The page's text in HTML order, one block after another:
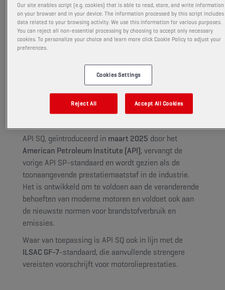
de toon door twee van zijn premium
motoroliën in licentie te geven:OEM
SPECIFIC 5W30 C3 LL III
SPECIFIC 0W20 LS-FE.
NIEUWE MAATSTAF VOOR
MOTOROLIEPRESTATIES
API SQ, geïntroduceerd in maart 2025 door het
American Petroleum Institute (API), vervangt de
vorige API SP-standaard en wordt gezien als de
toonaangevende prestatiemaatstaf in de industrie.
Het is ontwikkeld om te voldoen aan de veranderende
behoeften van moderne motoren en voldoet ook aan
de nieuwste normen voor brandstofverbruik en
emissies.
Waar van toepassing is API SQ ook in lijn met de
ILSAC GF-7-standaard, die aanvullende strengere
vereisten voorschrijft voor motorolieprestaties.
Our site enables script (e.g. cookies) that is able to read, store, and write information
on your browser and in your device. The information processed by this script includes
data related to your browsing activity. We use this information for various purposes.
You can reject all non-essential processing by choosing to accept only necessary
cookies. To personalize your choice and learn more click Cookie Policy to adjust your
preferences.
Cookies Settings
Reject All Accept All Cookies